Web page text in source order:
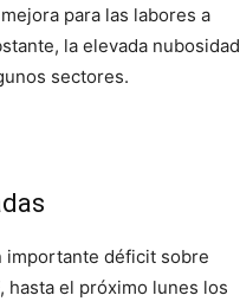
para las labores a
la elevada nubosidad
sectores.
importante déficit sobre
hasta el próximo lunes los